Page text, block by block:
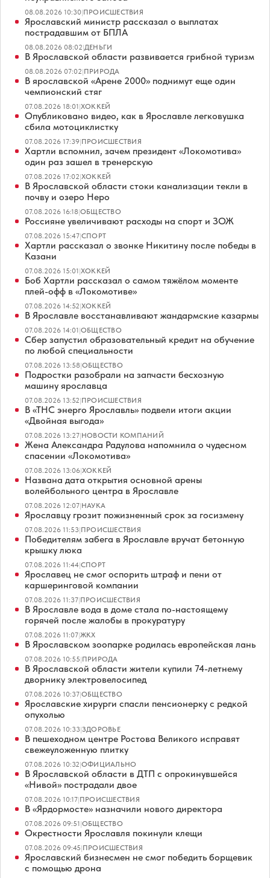
08.08.2026 10:30|ПРОИСШЕСТВИЯ
Ярославский министр рассказал о выплатах
пострадавшим от БПЛА
08.08.2026 08:02|ДЕНЬГИ
В Ярославской области развивается грибной туризм
08.08.2026 07:02|ПРИРОДА
В ярославской «Арене 2000» поднимут еще один
чемпионский стяг
07.08.2026 18:01|ХОККЕЙ
Опубликовано видео, как в Ярославле легковушка
сбила мотоциклистку
07.08.2026 17:39|ПРОИСШЕСТВИЯ
Хартли вспомнил, зачем президент «Локомотива»
один раз зашел в тренерскую
07.08.2026 17:02|ХОККЕЙ
В Ярославской области стоки канализации текли в
почву и озеро Неро
07.08.2026 16:18|ОБЩЕСТВО
Россияне увеличивают расходы на спорт и ЗОЖ
07.08.2026 15:47|СПОРТ
Хартли рассказал о звонке Никитину после победы в
Казани
07.08.2026 15:01|ХОККЕЙ
Боб Хартли рассказал о самом тяжёлом моменте
плей-офф в «Локомотиве»
07.08.2026 14:52|ХОККЕЙ
В Ярославле восстанавливают жандармские казармы
07.08.2026 14:01|ОБЩЕСТВО
Сбер запустил образовательный кредит на обучение
по любой специальности
07.08.2026 13:58|ОБЩЕСТВО
Подростки разобрали на запчасти бесхозную
машину ярославца
07.08.2026 13:52|ПРОИСШЕСТВИЯ
В «ТНС энерго Ярославль» подвели итоги акции
«Двойная выгода»
07.08.2026 13:27|НОВОСТИ КОМПАНИЙ
Жена Александра Радулова напомнила о чудесном
спасении «Локомотива»
07.08.2026 13:06|ХОККЕЙ
Названа дата открытия основной арены
волейбольного центра в Ярославле
07.08.2026 12:07|НАУКА
Ярославцу грозит пожизненный срок за госизмену
07.08.2026 11:53|ПРОИСШЕСТВИЯ
Победителям забега в Ярославле вручат бетонную
крышку люка
07.08.2026 11:44|СПОРТ
Ярославец не смог оспорить штраф и пени от
каршеринговой компании
07.08.2026 11:37|ПРОИСШЕСТВИЯ
В Ярославле вода в доме стала по-настоящему
горячей после жалобы в прокуратуру
07.08.2026 11:07|ЖКХ
В Ярославском зоопарке родилась европейская лань
07.08.2026 10:55|ПРИРОДА
В Ярославской области жители купили 74-летнему
дворнику электровелосипед
07.08.2026 10:37|ОБЩЕСТВО
Ярославские хирурги спасли пенсионерку с редкой
опухолью
07.08.2026 10:33|ЗДОРОВЬЕ
В пешеходном центре Ростова Великого исправят
свежеуложенную плитку
07.08.2026 10:32|ОФИЦИАЛЬНО
В Ярославской области в ДТП с опрокинувшейся
«Нивой» пострадали двое
07.08.2026 10:17|ПРОИСШЕСТВИЯ
В «Ярдормосте» назначили нового директора
07.08.2026 09:51|ОБЩЕСТВО
Окрестности Ярославля покинули клещи
07.08.2026 09:45|ПРОИСШЕСТВИЯ
Ярославский бизнесмен не смог победить борщевик
с помощью дрона